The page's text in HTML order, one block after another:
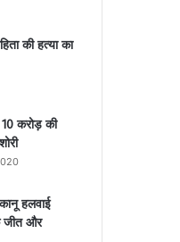
की हत्या का
10 करोड़ की
हलवाई
जीत और